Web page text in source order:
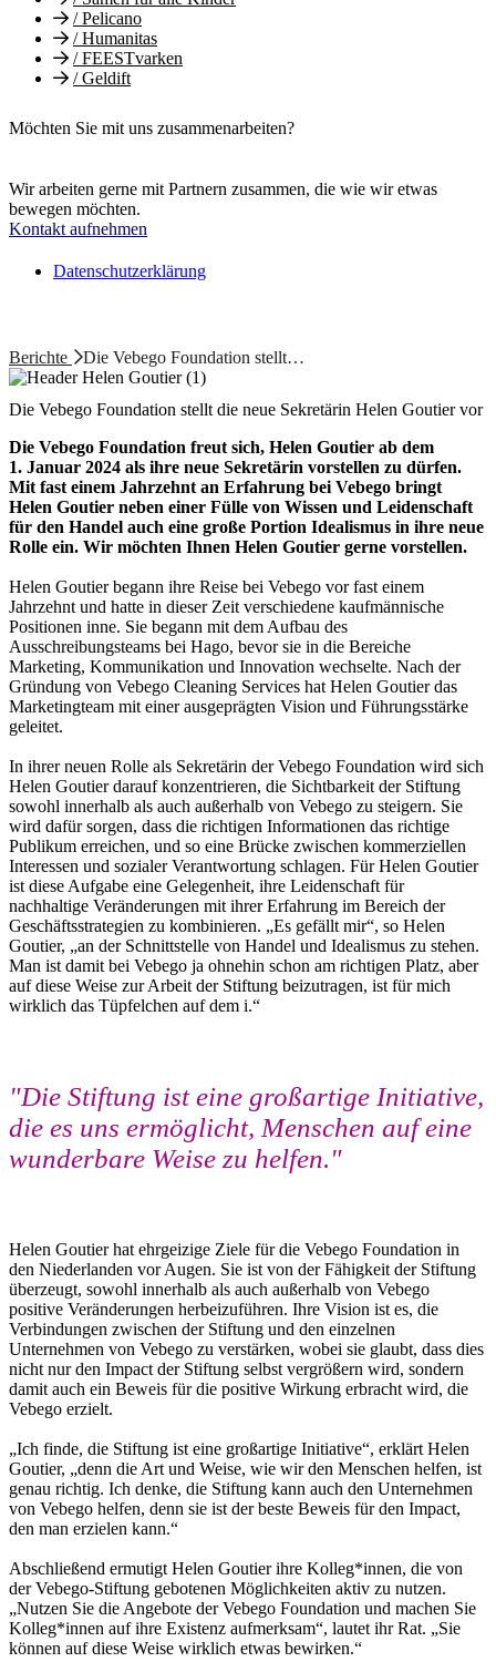
/Pelicano
/Humanitas
/FEESTvarken
/Geldift
Möchten Sie mit uns zusammenarbeiten?
Wir arbeiten gerne mit Partnern zusammen, die wie wir etwas
bewegen möchten.
Kontakt aufnehmen
Datenschutzerklärung
Berichte Die Vebego Foundation stellt…
Die Vebego Foundation stellt die neue Sekretärin Helen Goutier vor
Die Vebego Foundation freut sich, Helen Goutier ab dem
1. Januar 2024 als ihre neue Sekretärin vorstellen zu dürfen.
Mit fast einem Jahrzehnt an Erfahrung bei Vebego bringt
Helen Goutier neben einer Fülle von Wissen und Leidenschaft
für den Handel auch eine große Portion Idealismus in ihre neue
Rolle ein. Wir möchten Ihnen Helen Goutier gerne vorstellen.
Helen Goutier begann ihre Reise bei Vebego vor fast einem
Jahrzehnt und hatte in dieser Zeit verschiedene kaufmännische
Positionen inne. Sie begann mit dem Aufbau des
Ausschreibungsteams bei Hago, bevor sie in die Bereiche
Marketing, Kommunikation und Innovation wechselte. Nach der
Gründung von Vebego Cleaning Services hat Helen Goutier das
Marketingteam mit einer ausgeprägten Vision und Führungsstärke
geleitet.
In ihrer neuen Rolle als Sekretärin der Vebego Foundation wird sich
Helen Goutier darauf konzentrieren, die Sichtbarkeit der Stiftung
sowohl innerhalb als auch außerhalb von Vebego zu steigern. Sie
wird dafür sorgen, dass die richtigen Informationen das richtige
Publikum erreichen, und so eine Brücke zwischen kommerziellen
Interessen und sozialer Verantwortung schlagen. Für Helen Goutier
ist diese Aufgabe eine Gelegenheit, ihre Leidenschaft für
nachhaltige Veränderungen mit ihrer Erfahrung im Bereich der
Geschäftsstrategien zu kombinieren. „Es gefällt mir“, so Helen
Goutier, „an der Schnittstelle von Handel und Idealismus zu stehen.
Man ist damit bei Vebego ja ohnehin schon am richtigen Platz, aber
auf diese Weise zur Arbeit der Stiftung beizutragen, ist für mich
wirklich das Tüpfelchen auf dem i.“
"Die Stiftung ist eine großartige Initiative,
die es uns ermöglicht, Menschen auf eine
wunderbare Weise zu helfen."
Helen Goutier hat ehrgeizige Ziele für die Vebego Foundation in
den Niederlanden vor Augen. Sie ist von der Fähigkeit der Stiftung
überzeugt, sowohl innerhalb als auch außerhalb von Vebego
positive Veränderungen herbeizuführen. Ihre Vision ist es, die
Verbindungen zwischen der Stiftung und den einzelnen
Unternehmen von Vebego zu verstärken, wobei sie glaubt, dass dies
nicht nur den Impact der Stiftung selbst vergrößern wird, sondern
damit auch ein Beweis für die positive Wirkung erbracht wird, die
Vebego erzielt.
„Ich finde, die Stiftung ist eine großartige Initiative“, erklärt Helen
Goutier, „denn die Art und Weise, wie wir den Menschen helfen, ist
genau richtig. Ich denke, die Stiftung kann auch den Unternehmen
von Vebego helfen, denn sie ist der beste Beweis für den Impact,
den man erzielen kann.“
Abschließend ermutigt Helen Goutier ihre Kolleg*innen, die von
der Vebego-Stiftung gebotenen Möglichkeiten aktiv zu nutzen.
„Nutzen Sie die Angebote der Vebego Foundation und machen Sie
Kolleg*innen auf ihre Existenz aufmerksam“, lautet ihr Rat. „Sie
können auf diese Weise wirklich etwas bewirken.“